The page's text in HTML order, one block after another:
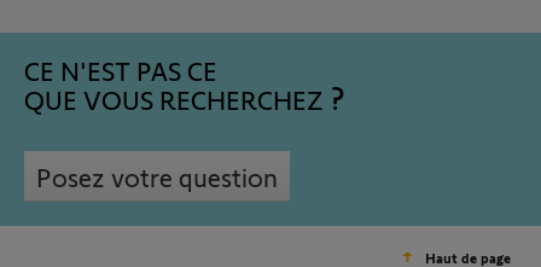
CE N'EST PAS CE
QUE VOUS RECHERCHEZ
Posez votre question
Haut de page